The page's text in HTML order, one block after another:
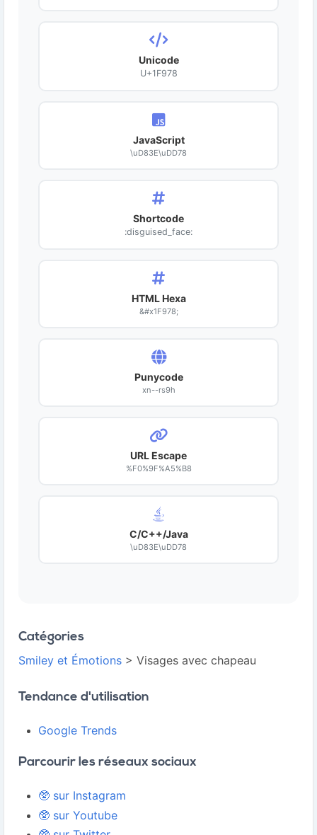
Unicode
U+1F978
JavaScript
\uD83E\uDD78
Shortcode
:disguised_face:
HTML Hexa
&#x1F978;
Punycode
xn--rs9h
URL Escape
%F0%9F%A5%B8
C/C++/Java
\uD83E\uDD78
Catégories
Smiley et Émotions > Visages avec chapeau
Tendance d'utilisation
Google Trends
Parcourir les réseaux sociaux
🥸 sur Instagram
🥸 sur Youtube